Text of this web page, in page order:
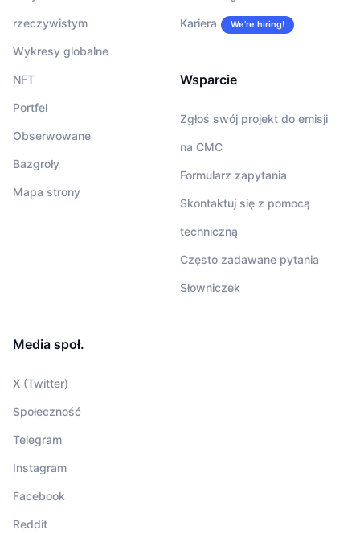
rzeczywistym
Wykresy globalne
NFT
Portfel
Obserwowane
Bazgroły
Mapa strony
Kariera We’re hiring!
Wsparcie
Zgłoś swój projekt do emisji
na CMC
Formularz zapytania
Skontaktuj się z pomocą
techniczną
Często zadawane pytania
Słowniczek
Media społ.
X (Twitter)
Społeczność
Telegram
Instagram
Facebook
Reddit